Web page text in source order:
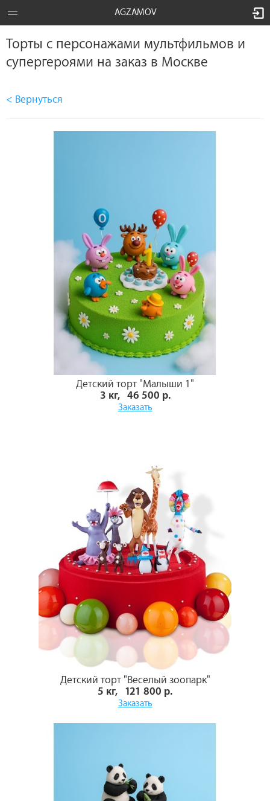
AGZAMOV
Торты с персонажами мультфильмов и
супергероями на заказ в Москве
< Вернуться
Детский торт "Малыши 1"
3 кг, 46 500 р.
Заказать
Детский торт "Веселый зоопарк"
5 кг, 121 800 р.
Заказать